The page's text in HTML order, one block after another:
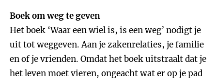
Boek om weg te geven
Het boek ‘Waar een wiel is, is een weg’ nodigt je
uit tot weggeven. Aan je zakenrelaties, je familie
en of je vrienden. Omdat het boek uitstraalt dat je
het leven moet vieren, ongeacht wat er op je pad